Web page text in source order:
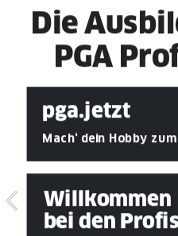
Die
PGA
pga.jetzt
Mach‘ dein Hobby
Willkommen
bei den Profis